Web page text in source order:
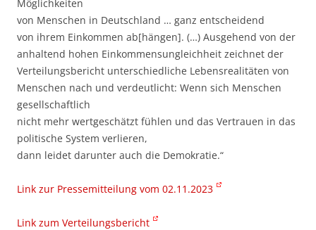
Möglichkeiten
von Menschen in Deutschland … ganz entscheidend
von ihrem Einkommen ab[hängen]. (…) Ausgehend von der
anhaltend hohen Einkommensungleichheit zeichnet der
Verteilungsbericht unterschiedliche Lebensrealitäten von
Menschen nach und verdeutlicht: Wenn sich Menschen
gesellschaftlich
nicht mehr wertgeschätzt fühlen und das Vertrauen in das
politische System verlieren,
dann leidet darunter auch die Demokratie.“
Link zur Pressemitteilung vom 02.11.2023
Link zum Verteilungsbericht